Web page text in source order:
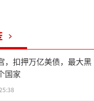
，扣押万亿美债，最大黑
国家